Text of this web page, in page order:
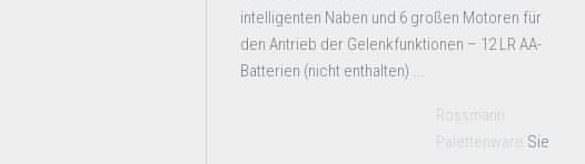
intelligenten Naben und 6 großen Motoren für
den Antrieb der Gelenkfunktionen – 12 LR AA-
Batterien (nicht enthalten) ...
Rossmann
Palettenware Sie